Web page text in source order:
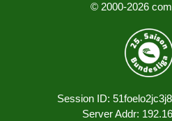
© 2000-2026
Session ID:
Server Addr: